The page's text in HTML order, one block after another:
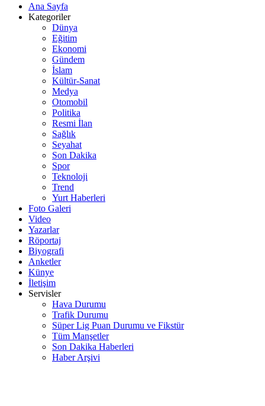
Ana Sayfa
Kategoriler
Dünya
Eğitim
Ekonomi
Gündem
İslam
Kültür-Sanat
Medya
Otomobil
Politika
Resmi İlan
Sağlık
Seyahat
Son Dakika
Spor
Teknoloji
Trend
Yurt Haberleri
Foto Galeri
Video
Yazarlar
Röportaj
Biyografi
Anketler
Künye
İletişim
Servisler
Hava Durumu
Trafik Durumu
Süper Lig Puan Durumu ve Fikstür
Tüm Manşetler
Son Dakika Haberleri
Haber Arşivi